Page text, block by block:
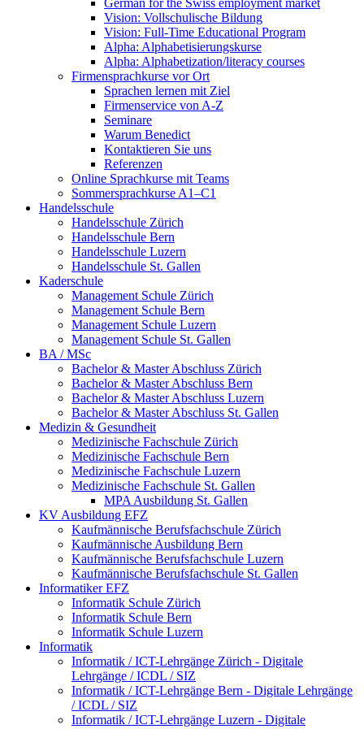
German for the Swiss employment market
Vision: Vollschulische Bildung
Vision: Full-Time Educational Program
Alpha: Alphabetisierungskurse
Alpha: Alphabetization/literacy courses
Firmensprachkurse vor Ort
Sprachen lernen mit Ziel
Firmenservice von A-Z
Seminare
Warum Benedict
Kontaktieren Sie uns
Referenzen
Online Sprachkurse mit Teams
Sommersprachkurse A1–C1
Handelsschule
Handelsschule Zürich
Handelsschule Bern
Handelsschule Luzern
Handelsschule St. Gallen
Kaderschule
Management Schule Zürich
Management Schule Bern
Management Schule Luzern
Management Schule St. Gallen
BA / MSc
Bachelor & Master Abschluss Zürich
Bachelor & Master Abschluss Bern
Bachelor & Master Abschluss Luzern
Bachelor & Master Abschluss St. Gallen
Medizin & Gesundheit
Medizinische Fachschule Zürich
Medizinische Fachschule Bern
Medizinische Fachschule Luzern
Medizinische Fachschule St. Gallen
MPA Ausbildung St. Gallen
KV Ausbildung EFZ
Kaufmännische Berufsfachschule Zürich
Kaufmännische Ausbildung Bern
Kaufmännische Berufsfachschule Luzern
Kaufmännische Berufsfachschule St. Gallen
Informatiker EFZ
Informatik Schule Zürich
Informatik Schule Bern
Informatik Schule Luzern
Informatik
Informatik / ICT-Lehrgänge Zürich - Digitale
Lehrgänge / ICDL / SIZ
Informatik / ICT-Lehrgänge Bern - Digitale Lehrgänge
/ ICDL / SIZ
Informatik / ICT-Lehrgänge Luzern - Digitale